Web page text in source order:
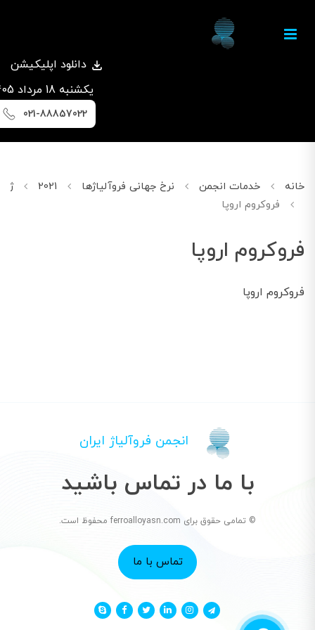
دانلود اپلیکیشن
يكشنبه 18 مرداد 1405
021-88857022
خانه خدمات انجمن نرخ جهانی فروآلیاژها 2021
فروکروم اروپا
فروکروم اروپا
فروکروم اروپا
انجمن فروآلیاژ ایران
با ما در تماس باشید
© تمامی حقوق برای ferroalloyasn.com محفوظ است.
تماس با ما